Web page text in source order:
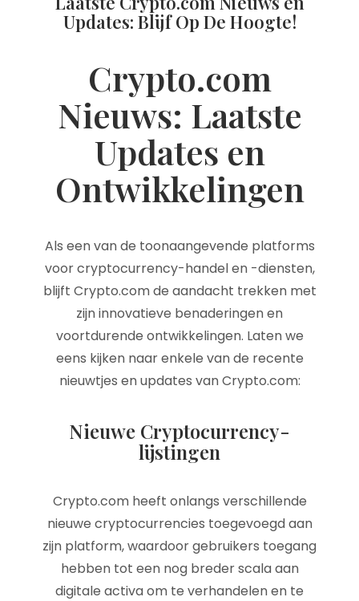
Updates: Blijf Op De Hoogte!
Crypto.com
Nieuws: Laatste
Updates en
Ontwikkelingen
Als een van de toonaangevende platforms
voor cryptocurrency-handel en -diensten,
blijft Crypto.com de aandacht trekken met
zijn innovatieve benaderingen en
voortdurende ontwikkelingen. Laten we
eens kijken naar enkele van de recente
nieuwtjes en updates van Crypto.com:
Nieuwe Cryptocurrency-
lijstingen
Crypto.com heeft onlangs verschillende
nieuwe cryptocurrencies toegevoegd aan
zijn platform, waardoor gebruikers toegang
hebben tot een nog breder scala aan
digitale activa om te verhandelen en te